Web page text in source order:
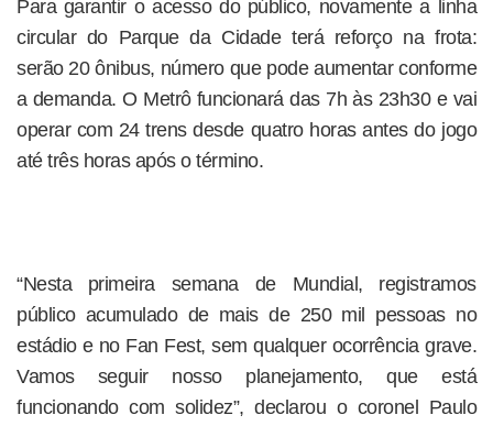
Para garantir o acesso do público, novamente a linha
circular do Parque da Cidade terá reforço na frota:
serão 20 ônibus, número que pode aumentar conforme
a demanda. O Metrô funcionará das 7h às 23h30 e vai
operar com 24 trens desde quatro horas antes do jogo
até três horas após o término.
“Nesta primeira semana de Mundial, registramos
público acumulado de mais de 250 mil pessoas no
estádio e no Fan Fest, sem qualquer ocorrência grave.
Vamos seguir nosso planejamento, que está
funcionando com solidez”, declarou o coronel Paulo